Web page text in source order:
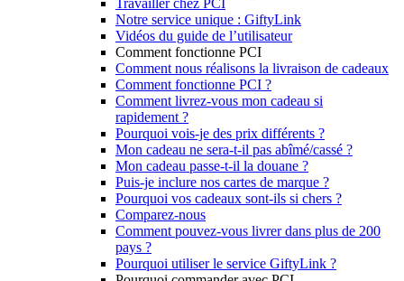
Travailler chez PCI
Notre service unique : GiftyLink
Vidéos du guide de l’utilisateur
Comment fonctionne PCI
Comment nous réalisons la livraison de cadeaux
Comment fonctionne PCI ?
Comment livrez-vous mon cadeau si
rapidement ?
Pourquoi vois-je des prix différents ?
Mon cadeau ne sera-t-il pas abîmé/cassé ?
Mon cadeau passe-t-il la douane ?
Puis-je inclure nos cartes de marque ?
Pourquoi vos cadeaux sont-ils si chers ?
Comparez-nous
Comment pouvez-vous livrer dans plus de 200
pays ?
Pourquoi utiliser le service GiftyLink ?